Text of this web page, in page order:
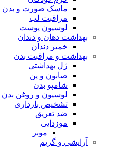
ماسک صورت و بدن
مراقبت لب
لوسیون پوست
بهداشت دهان و دندان
خمیر دندان
بهداشت و مراقبت بدن
ژل بهداشتی
صابون و پن
شامپو بدن
لوسیون و روغن بدن
تشخیص بارداری
ضد تعریق
موزدایی
موبر
آرایشی و گریم